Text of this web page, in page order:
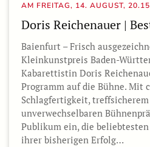
AM FREITAG, 14. AUGUST,
Doris Reichenauer |
Baienfurt – Frisch
Kleinkunstpreis Baden-
Kabarettistin Doris
Programm auf die Bühne. Mit
Schlagfertigkeit,
unverwechselbaren
Publikum ein, die
ihrer bisherigen Erfolg…